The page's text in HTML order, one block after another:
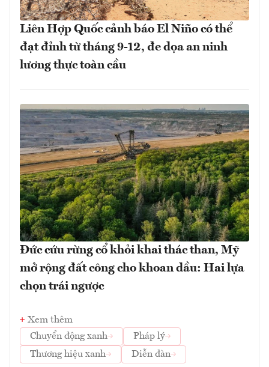
Liên Hợp Quốc cảnh báo El Niño có thể
đạt đỉnh từ tháng 9-12, đe dọa an ninh
lương thực toàn cầu
Đức cứu rừng cổ khỏi khai thác than, Mỹ
mở rộng đất công cho khoan dầu: Hai lựa
chọn trái ngược
Xem thêm
Chuyển động xanh
Pháp lý
Thương hiệu xanh
Diễn đàn